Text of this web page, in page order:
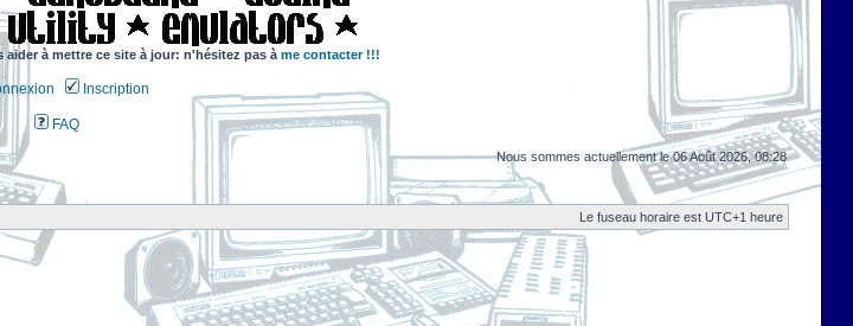
à mettre ce site à jour: n'hésitez pas à me contacter !!!
Inscription
FAQ
Nous sommes actuellement le 06 Août 2026, 08:28
Le fuseau horaire est UTC+1 heure